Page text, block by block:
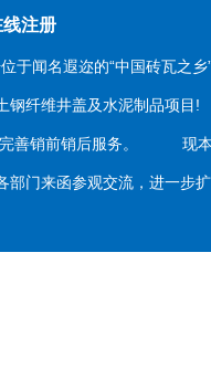
注册
闻名遐迩的“中国砖瓦之乡
钢纤维井盖及水泥制品项
善销前销后服务。 现本
部门来函参观交流，进一